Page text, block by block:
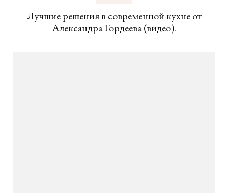
Лучшие решения в современной кухне от
Александра Гордеева (видео).